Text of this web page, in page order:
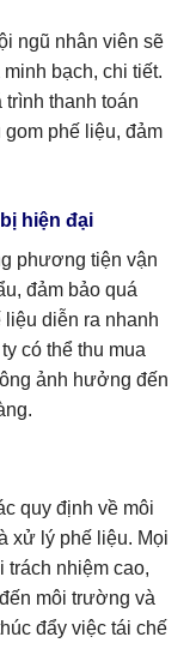
ngũ nhân viên sẽ
bạch, chi tiết.
trình thanh toán
phế liệu, đảm
hiện đại
phương tiện vận
đảm bảo quá
liệu diễn ra nhanh
có thể thu mua
ảnh hưởng đến
quy định về môi
xử lý phế liệu. Mọi
nhiệm cao,
môi trường và
đẩy việc tái chế